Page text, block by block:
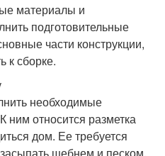
материалы и
подготовительные
части конструкции,
к сборке.
необходимые
ним относится разметка
дом. Ее требуется
засыпать щебнем и песком.